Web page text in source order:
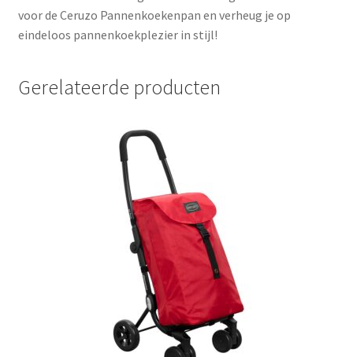
voor de Ceruzo Pannenkoekenpan en verheug je op
eindeloos pannenkoekplezier in stijl!
Gerelateerde producten